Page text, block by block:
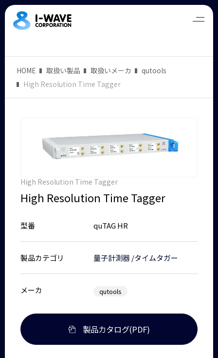
HOME 取扱い製品 取扱いメーカ
qutools
High Resolution Time Tagger
High Resolution Time Tagger
High Resolution Time Tagger
型番 quTAG HR
製品カテゴリ 量子計測器/タイムタガー
メーカ qutools
製品カタログ(PDF)